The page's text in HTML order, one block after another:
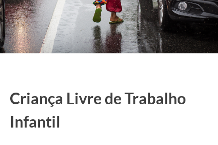
Criança Livre de Trabalho
Infantil